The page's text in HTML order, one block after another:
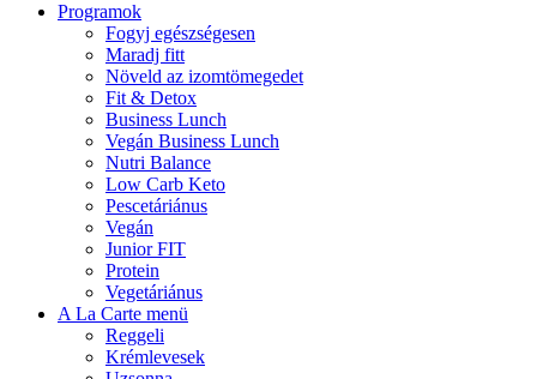
Programok
Fogyj egészségesen
Maradj fitt
Növeld az izomtömegedet
Fit & Detox
Business Lunch
Vegán Business Lunch
Nutri Balance
Low Carb Keto
Pescetáriánus
Vegán
Junior FIT
Protein
Vegetáriánus
A La Carte menü
Reggeli
Krémlevesek